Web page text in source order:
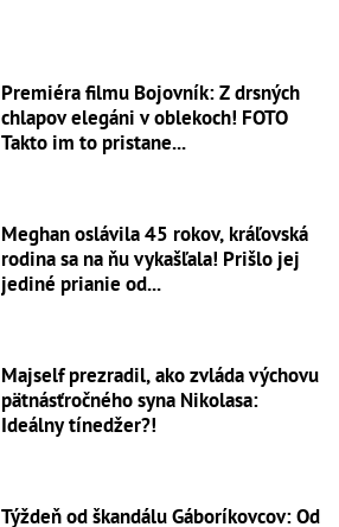
Premiéra filmu Bojovník: Z drsných
chlapov elegáni v oblekoch! FOTO
Takto im to pristane...
Meghan oslávila 45 rokov, kráľovská
rodina sa na ňu vykašľala! Prišlo jej
jediné prianie od...
Majself prezradil, ako zvláda výchovu
pätnásťročného syna Nikolasa:
Ideálny tínedžer?!
Týždeň od škandálu Gáboríkovcov: Od